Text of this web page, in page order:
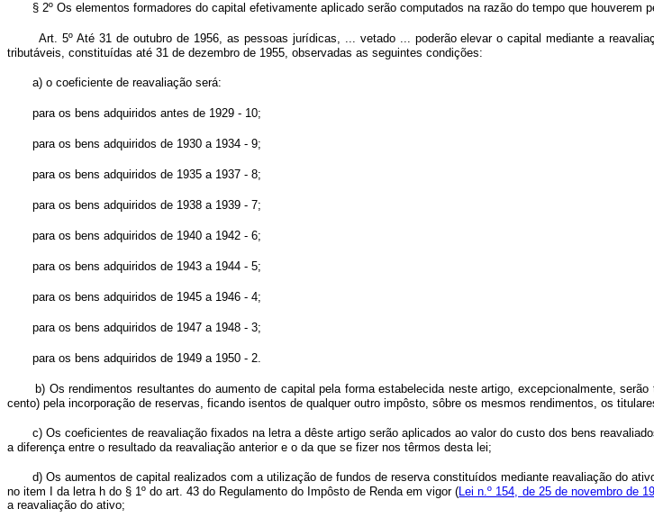
§ 2º Os elementos formadores do capital efetivamente aplicado serão computados na razão do tempo que houverem
Art. 5º Até 31 de outubro de 1956, as pessoas jurídicas, ... vetado ... poderão elevar o capital mediante a
tributáveis, constituídas até 31 de dezembro de 1955, observadas as seguintes condições:
a) o coeficiente de reavaliação será:
para os bens adquiridos antes de 1929 - 10;
para os bens adquiridos de 1930 a 1934 - 9;
para os bens adquiridos de 1935 a 1937 - 8;
para os bens adquiridos de 1938 a 1939 - 7;
para os bens adquiridos de 1940 a 1942 - 6;
para os bens adquiridos de 1943 a 1944 - 5;
para os bens adquiridos de 1945 a 1946 - 4;
para os bens adquiridos de 1947 a 1948 - 3;
para os bens adquiridos de 1949 a 1950 - 2.
b) Os rendimentos resultantes do aumento de capital pela forma estabelecida neste artigo, excepcionalmente,
cento) pela incorporação de reservas, ficando isentos de qualquer outro impôsto, sôbre os mesmos rendimentos, os
c) Os coeficientes de reavaliação fixados na letra a dêste artigo serão aplicados ao valor do custo dos bens
a diferença entre o resultado da reavaliação anterior e o da que se fizer nos têrmos desta lei;
d) Os aumentos de capital realizados com a utilização de fundos de reserva constituídos mediante reavaliação do
no item I da letra h do § 1º do art. 43 do Regulamento do Impôsto de Renda em vigor (Lei n.º 154, de 25 de novembro de
a reavaliação do ativo;